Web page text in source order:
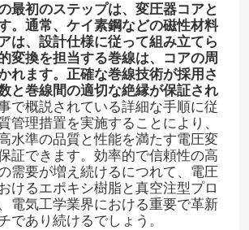
最初のステップは、変圧器コアと
。通常、ケイ素鋼などの磁性材料
は、設計仕様に従って組み立てら
変換を担当する巻線は、コアの周
れます。正確な巻線技術が採用さ
と巻線間の適切な絶縁が保証され
で概説されている詳細な手順に従
管理措置を実施することにより、
水準の品質と性能を満たす電圧変
証できます。効率的で信頼性の高
需要が増え続けるにつれて、電圧
けるエポキシ樹脂と真空注型プロ
電気工学業界における重要で革新
であり続けるでしょう。